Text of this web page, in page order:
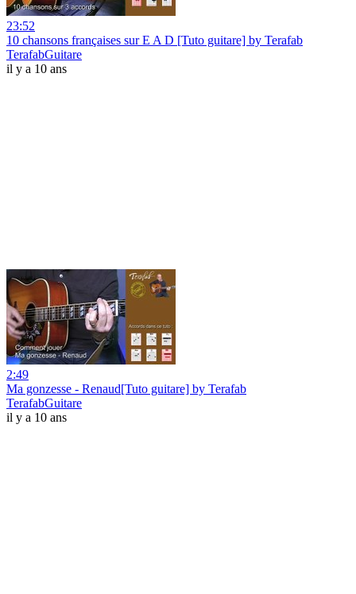
23:52
10 chansons françaises sur E A D [Tuto guitare] by Terafab
TerafabGuitare
il y a 10 ans
2:49
Ma gonzesse - Renaud[Tuto guitare] by Terafab
TerafabGuitare
il y a 10 ans